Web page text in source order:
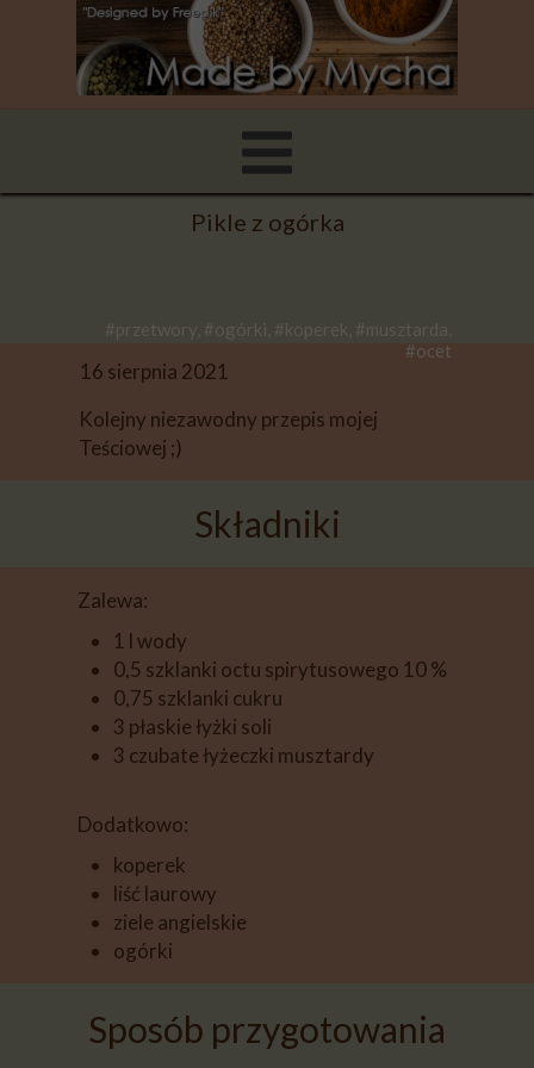
#przetwory, #ogórki, #koperek, #musztarda,
#ocet
16 sierpnia 2021
Pikle z ogórka
Kolejny niezawodny przepis mojej
Teściowej ;)
Składniki
​​​​​​Zalewa:
1 l wody
0,5 szklanki octu spirytusowego 10 %
0,75 szklanki cukru
3 płaskie łyżki soli
3 czubate łyżeczki musztardy
Dodatkowo:
koperek
liść laurowy
ziele angielskie
ogórki
Sposób przygotowania